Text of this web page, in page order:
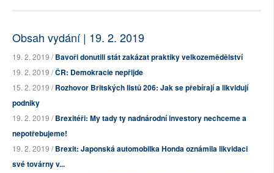
Obsah vydání | 19. 2. 2019
19. 2. 2019 /Bavoři donutili stát zakázat praktiky velkozemědělství
19. 2. 2019 /ČR: Demokracie nepřijde
15. 2. 2019 /Rozhovor Britských listů 206: Jak se přebírají a likvidují
podniky
19. 2. 2019 /Brexitéři: My tady ty nadnárodní investory nechceme a
nepotřebujeme!
19. 2. 2019 /Brexit: Japonská automobilka Honda oznámila likvidaci
své továrny v...